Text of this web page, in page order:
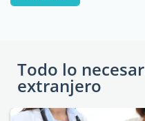
Todo lo
extranjero